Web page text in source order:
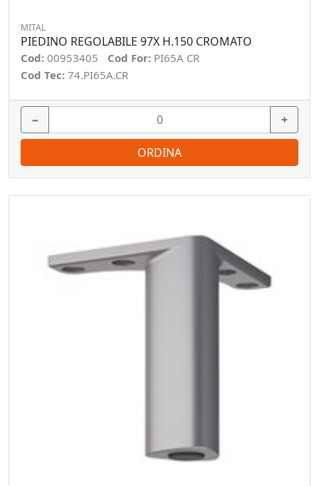
MITAL
PIEDINO REGOLABILE 97X H.150 CROMATO
Cod: 00953405 Cod For: PI65A CR
Cod Tec: 74.PI65A.CR
− +
ORDINA